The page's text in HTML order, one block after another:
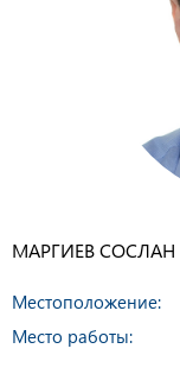
МАРГИЕВ СОСЛАН
Местоположение:
Место работы: